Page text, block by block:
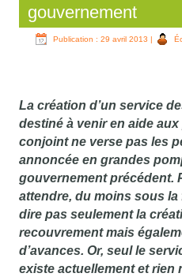
gouvernement
Publication : 29 avril 2013 |
La création d’un service
destiné à venir en aide
conjoint ne verse pas les
annoncée en grandes
gouvernement précédent.
attendre, du moins sous
dire pas seulement la
recouvrement mais
d’avances. Or, seul le
existe actuellement et rien